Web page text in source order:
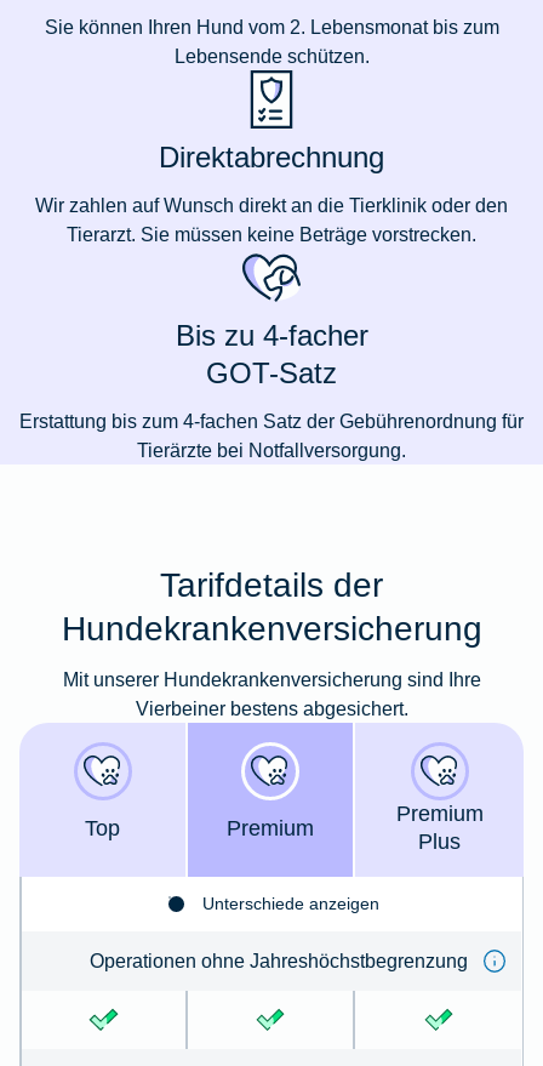
Sie können Ihren Hund vom 2. Lebensmonat bis zum
Lebensende schützen.
Direktabrechnung
Wir zahlen auf Wunsch direkt an die Tierklinik oder den
Tierarzt. Sie müssen keine Beträge vorstrecken.
Bis zu 4-facher
GOT-Satz
Erstattung bis zum 4-fachen Satz der Gebührenordnung für
Tierärzte bei Notfallversorgung.
Tarifdetails der
Hundekrankenversicherung
Mit unserer Hundekrankenversicherung sind Ihre
Vierbeiner bestens abgesichert.
Top Premium
Premium
Plus
Unterschiede anzeigen
Operationen ohne Jahreshöchstbegrenzung